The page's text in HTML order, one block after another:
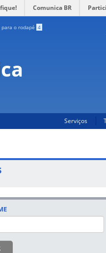
Comunica BR
para o rodapé 4
Serviços